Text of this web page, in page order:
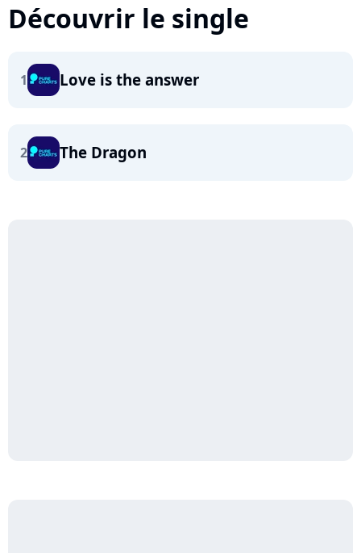
Découvrir le single
1 Love is the answer
2 The Dragon